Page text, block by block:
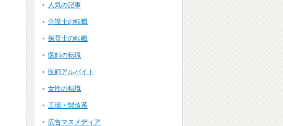
人気の記事
介護士の転職
保育士の転職
医師の転職
医師アルバイト
女性の転職
工場・製造系
広告マスメディア